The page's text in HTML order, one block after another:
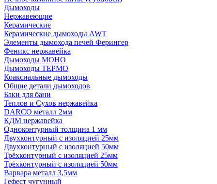
Дымоходы
Нержавеющие
Керамические
Керамические дымоходы AWT
Элементы дымохода печей Ферингер
Феникс нержавейка
Дымоходы МОНО
Дымоходы ТЕРМО
Коаксиальные дымоходы
Общие детали дымоходов
Баки для бани
Теплов и Сухов нержавейка
DARCO металл 2мм
КДМ нержавейка
Одноконтурный толщина 1 мм
Двухконтурный с изоляцией 25мм
Двухконтурный с изоляцией 50мм
Трёхконтурный с изоляцией 25мм
Трёхконтурный с изоляцией 50мм
Варвара металл 3,5мм
Гефест чугунный